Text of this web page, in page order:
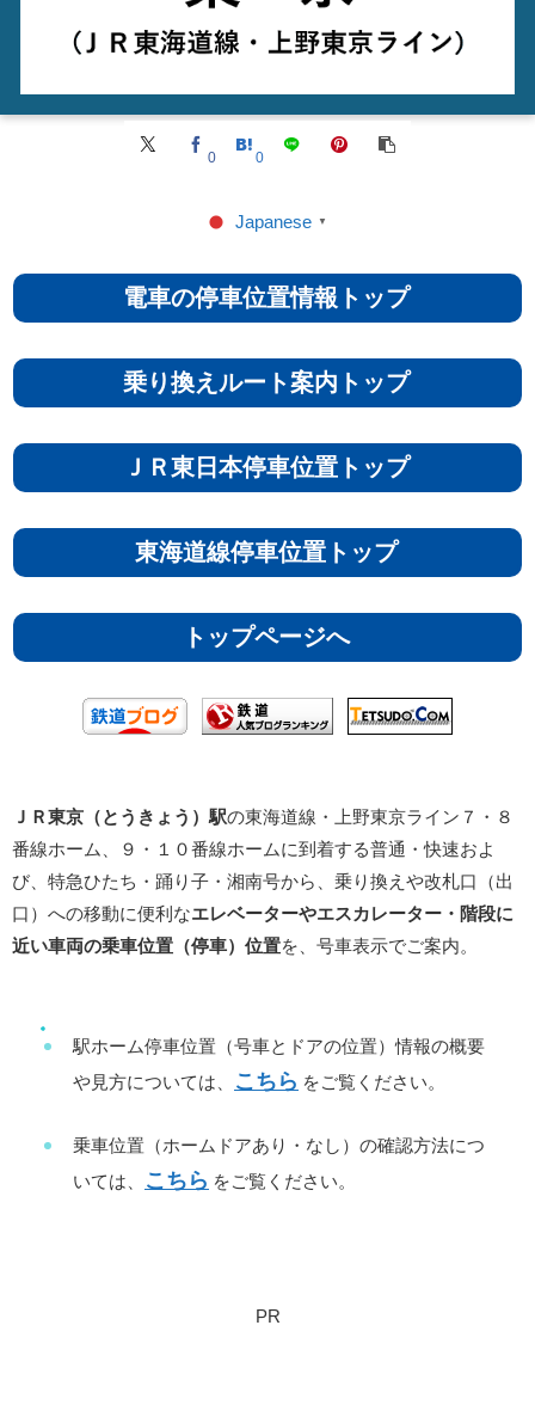
0 0
Japanese ▼
電車の停車位置情報トップ
乗り換えルート案内トップ
ＪＲ東日本停車位置トップ
東海道線停車位置トップ
トップページへ
ＪＲ東京（とうきょう）駅の東海道線・上野東京ライン７・８
番線ホーム、９・１０番線ホームに到着する普通・快速およ
び、特急ひたち・踊り子・湘南号から、乗り換えや改札口（出
口）への移動に便利なエレベーターやエスカレーター・階段に
近い車両の乗車位置（停車）位置を、号車表示でご案内。
駅ホーム停車位置（号車とドアの位置）情報の概要
や見方については、
こちら をご覧ください。
乗車位置（ホームドアあり・なし）の確認方法につ
いては、
こちら をご覧ください。
PR